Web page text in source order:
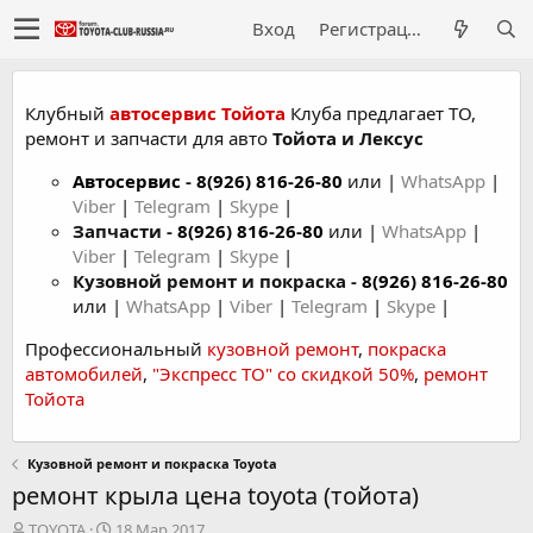
Вход Регистрация
Клубный автосервис Тойота Клуба предлагает ТО,
ремонт и запчасти для авто Тойота и Лексус
Автосервис - 8(926) 816-26-80 или | WhatsApp |
Viber | Telegram | Skype |
Запчасти - 8(926) 816-26-80 или | WhatsApp |
Viber | Telegram | Skype |
Кузовной ремонт и покраска - 8(926) 816-26-80
или | WhatsApp | Viber | Telegram | Skype |
Профессиональный кузовной ремонт, покраска
автомобилей, "Экспресс ТО" со скидкой 50%, ремонт
Тойота
Кузовной ремонт и покраска Toyota
ремонт крыла цена toyota (тойота)
А
Д